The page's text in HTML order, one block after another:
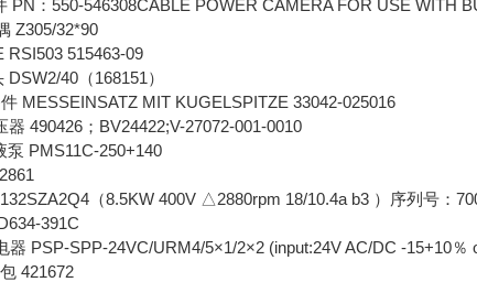
PN：550-546308CABLE POWER CAMERA FOR USE WITH
Z305/32*90
RSI503 515463-09
40（168151）
MESSEINSATZ MIT KUGELSPITZE 33042-025016
器 490426；BV24422;V-27072-001-0010
泵 PMS11C-250+140
（8.5KW 400V △2880rpm 18/10.4a b3 ）序列号：
391C
器 PSP-SPP-24VC/URM4/5×1/2×2 (input:24V AC/DC -15+10％
421672